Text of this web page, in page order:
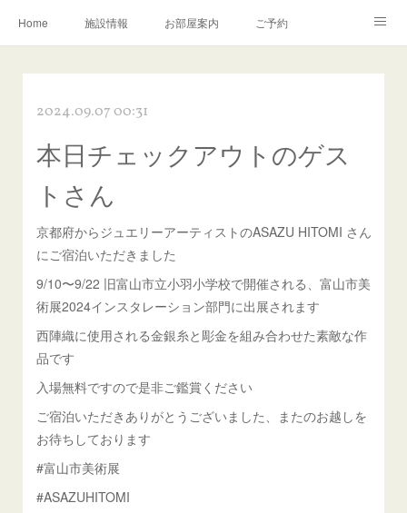
Home 施設情報 お部屋案内 ご予約
お問い合わせ／Q&A
2024.09.07 00:31
本日チェックアウトのゲス
トさん
京都府からジュエリーアーティストのASAZU HITOMI さん
にご宿泊いただきました
9/10〜9/22 旧富山市立小羽小学校で開催される、富山市美
術展2024インスタレーション部門に出展されます
西陣織に使用される金銀糸と彫金を組み合わせた素敵な作
品です
入場無料ですので是非ご鑑賞ください
ご宿泊いただきありがとうございました、またのお越しを
お待ちしております
#富山市美術展
#ASAZUHITOMI